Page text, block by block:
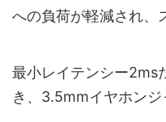
への負荷が軽減され、
最小レイテンシー2ms
き、3.5mmイヤホンジ